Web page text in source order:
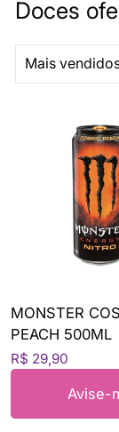
Doces
MONSTER
PEACH 500ML
R$ 29,90
Avise-